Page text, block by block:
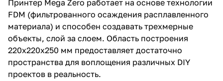
Принтер Mega Zero работает на основе технологии
FDM (фильтрованного осаждения расплавленного
материала) и способен создавать трехмерные
объекты, слой за слоем. Область построения
220х220х250 мм предоставляет достаточно
пространства для воплощения различных DIY
проектов в реальность.